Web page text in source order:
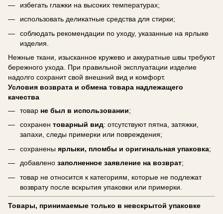
избегать глажки на высоких температурах;
использовать деликатные средства для стирки;
соблюдать рекомендации по уходу, указанные на ярлыке
изделия.
Нежные ткани, изысканное кружево и аккуратные швы требуют
бережного ухода. При правильной эксплуатации изделие
надолго сохранит свой внешний вид и комфорт.
Условия возврата и обмена товара надлежащего
качества
товар не был в использовании;
сохранен товарный вид: отсутствуют пятна, затяжки,
запахи, следы примерки или повреждения;
сохранены ярлыки, пломбы и оригинальная упаковка;
добавлено заполненное заявление на возврат;
товар не относится к категориям, которые не подлежат
возврату после вскрытия упаковки или примерки.
Товары, принимаемые только в невскрытой упаковке